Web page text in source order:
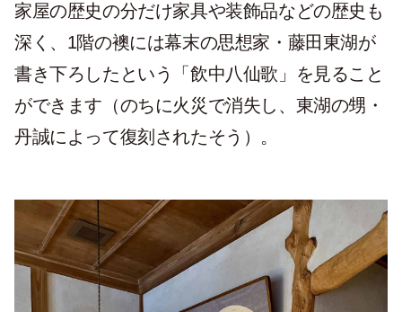
家屋の歴史の分だけ家具や装飾品などの歴史も
深く、1階の襖には幕末の思想家・藤田東湖が
書き下ろしたという「飲中八仙歌」を見ること
ができます（のちに火災で消失し、東湖の甥・
丹誠によって復刻されたそう）。